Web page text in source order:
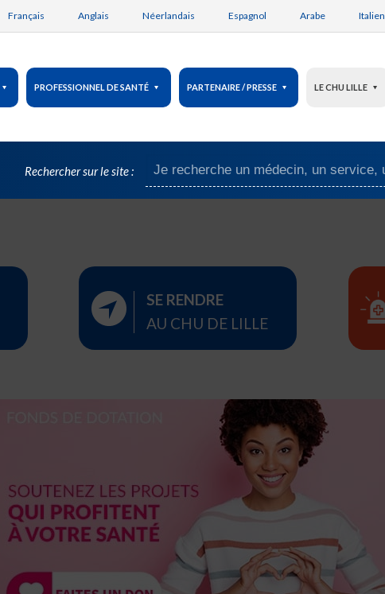
Français Anglais Néerlandais Espagnol Arabe Italien
PROFESSIONNEL DE SANTÉ PARTENAIRE / PRESSE LE CHU LILLE
Rechercher sur le site :
SE RENDRE
AU CHU DE LILLE